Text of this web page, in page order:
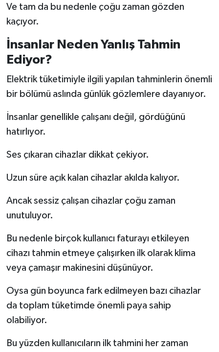
Ve tam da bu nedenle çoğu zaman gözden
kaçıyor.
İnsanlar Neden Yanlış Tahmin
Ediyor?
Elektrik tüketimiyle ilgili yapılan tahminlerin önemli
bir bölümü aslında günlük gözlemlere dayanıyor.
İnsanlar genellikle çalışanı değil, gördüğünü
hatırlıyor.
Ses çıkaran cihazlar dikkat çekiyor.
Uzun süre açık kalan cihazlar akılda kalıyor.
Ancak sessiz çalışan cihazlar çoğu zaman
unutuluyor.
Bu nedenle birçok kullanıcı faturayı etkileyen
cihazı tahmin etmeye çalışırken ilk olarak klima
veya çamaşır makinesini düşünüyor.
Oysa gün boyunca fark edilmeyen bazı cihazlar
da toplam tüketimde önemli paya sahip
olabiliyor.
Bu yüzden kullanıcıların ilk tahmini her zaman